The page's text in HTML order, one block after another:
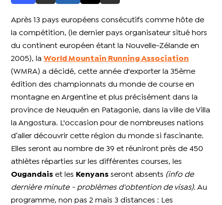
Après 13 pays européens consécutifs comme hôte de
la compétition, (le dernier pays organisateur situé hors
du continent européen étant la Nouvelle-Zélande en
2005), laWorld Mountain Running Association
(WMRA) a décidé, cette année d'exporter la 35ème
édition des championnats du monde de course en
montagne en Argentine et plus précisément dans la
province de Neuquén en Patagonie, dans la ville de Villa
la Angostura. L'occasion pour de nombreuses nations
d’aller découvrir cette région du monde si fascinante.
Elles seront au nombre de 39 et réuniront près de 450
athlètes réparties sur les différentes courses, les
Ougandais et les Kenyans seront absents (info de
dernière minute - problèmes d'obtention de visas). Au
programme, non pas 2 mais 3 distances : Les